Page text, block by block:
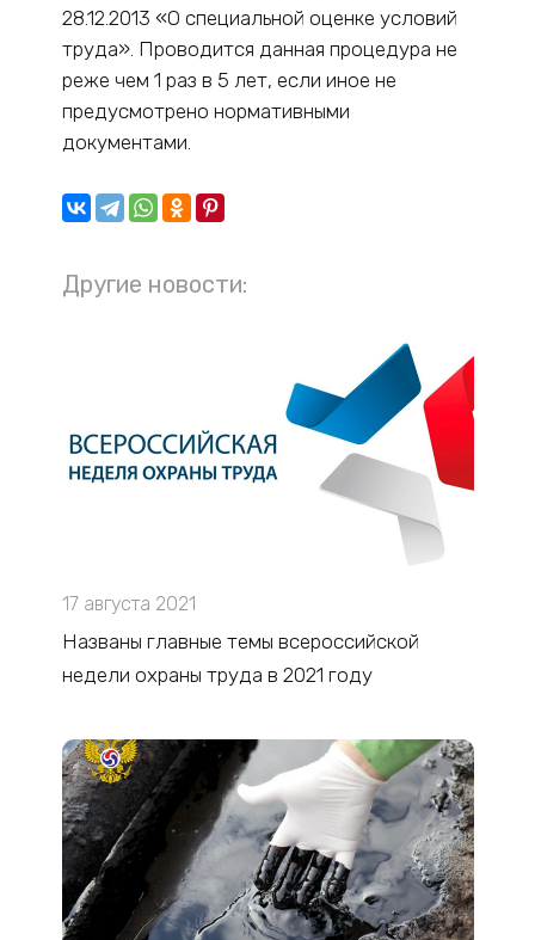
28.12.2013 «О специальной оценке условий
труда». Проводится данная процедура не
реже чем 1 раз в 5 лет, если иное не
предусмотрено нормативными
документами.
Другие новости:
17 августа 2021
Названы главные темы всероссийской
недели охраны труда в 2021 году